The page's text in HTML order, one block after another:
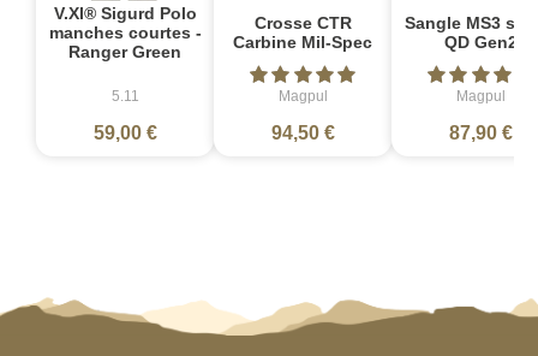
V.XI® Sigurd Polo
manches courtes -
Ranger Green
5.11
59,00 €
Crosse CTR
Carbine Mil-Spec
Magpul
94,50 €
Sangle MS3
QD Gen2
Magpul
87,90 €